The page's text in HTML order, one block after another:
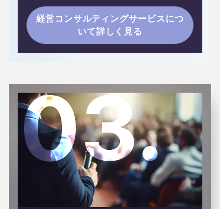
経営コンサルティングサービスにつ
いて詳しく見る